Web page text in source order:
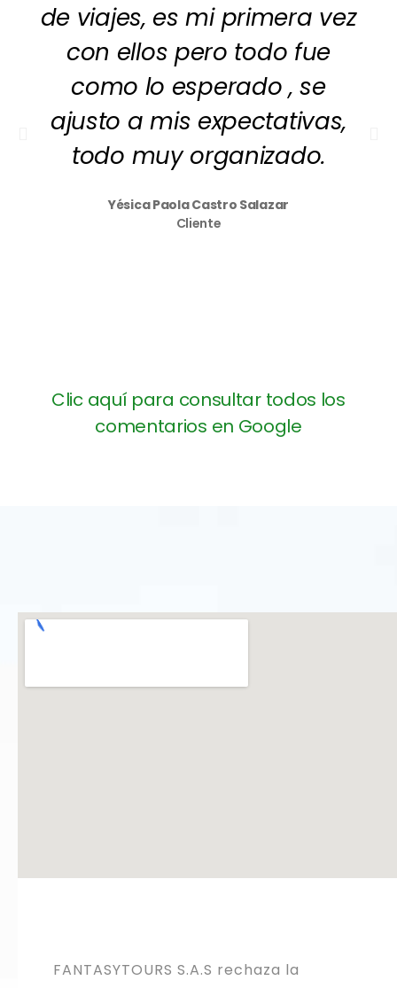
de viajes, es mi primera vez
con ellos pero todo fue
como lo esperado , se
ajusto a mis expectativas,
todo muy organizado.
Yésica Paola Castro Salazar
Cliente
Clic aquí para consultar todos los
comentarios en Google
FANTASYTOURS S.A.S rechaza la